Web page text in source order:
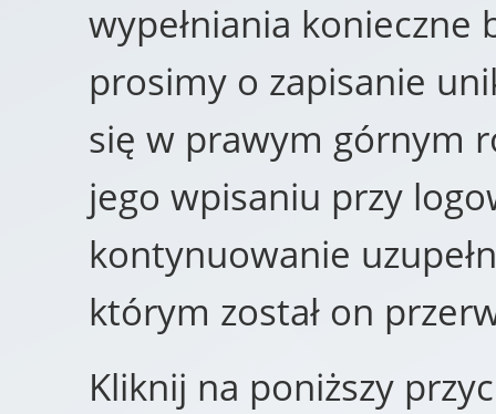
wypełniania konieczne
prosimy o zapisanie
się w prawym górnym
jego wpisaniu przy
kontynuowanie
którym został on
Kliknij na poniższy